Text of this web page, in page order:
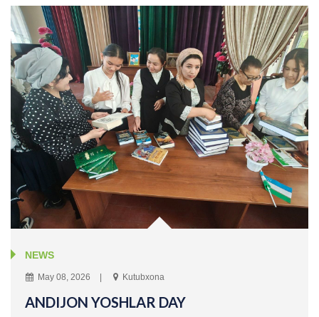
NEWS
May 08, 2026 Kutubxona
ANDIJON YOSHLAR DAY